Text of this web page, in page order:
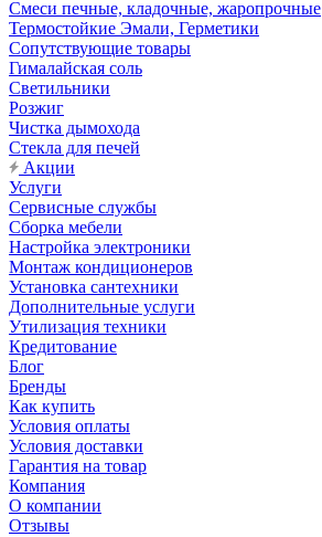
Смеси печные, кладочные, жаропрочные
Термостойкие Эмали, Герметики
Сопутствующие товары
Гималайская соль
Светильники
Розжиг
Чистка дымохода
Стекла для печей
Акции
Услуги
Сервисные службы
Сборка мебели
Настройка электроники
Монтаж кондиционеров
Установка сантехники
Дополнительные услуги
Утилизация техники
Кредитование
Блог
Бренды
Как купить
Условия оплаты
Условия доставки
Гарантия на товар
Компания
О компании
Отзывы